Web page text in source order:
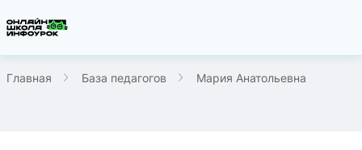
Главная База педагогов Мария Анатольевна